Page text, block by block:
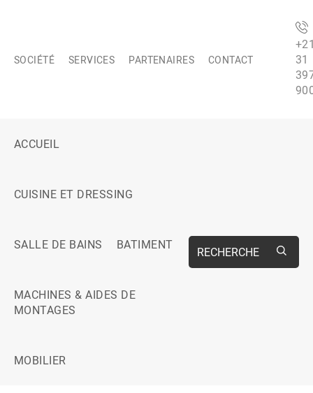
SOCIÉTÉ SERVICES PARTENAIRES CONTACT
31
ACCUEIL
CUISINE ET DRESSING
SALLE DE BAINS BATIMENT
MACHINES & AIDES DE
MONTAGES
MOBILIER
RECHERCHE